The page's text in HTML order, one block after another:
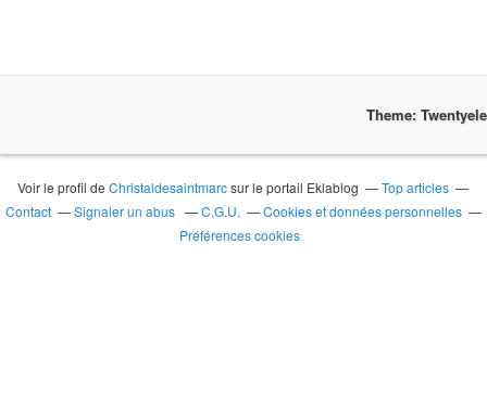
Theme:
Voir le profil deChristaldesaintmarcsur le portail Eklablog
Top articles
Contact
Signaler un abus C.G.U.
Cookies et données personnelles
Préférences cookies